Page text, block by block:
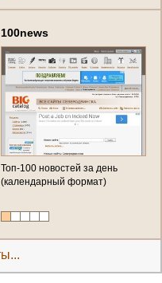
100news
Топ-100 новостей за день
(календарный формат)